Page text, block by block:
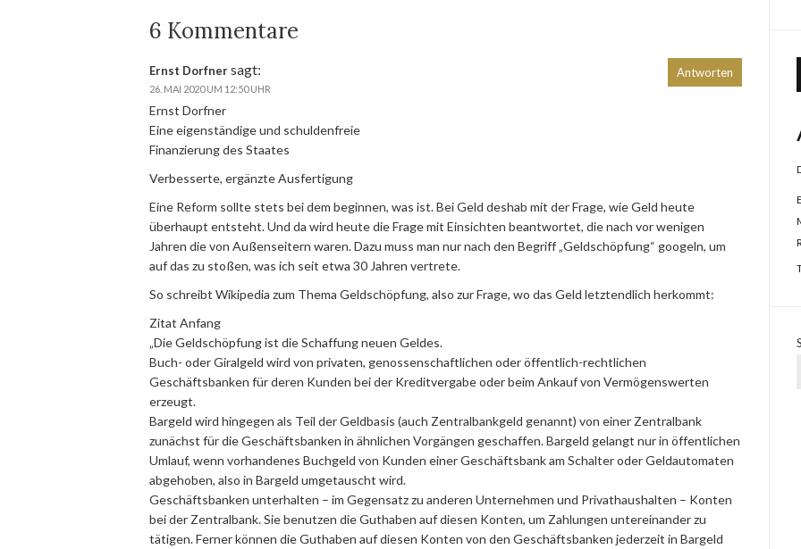
6 Kommentare
Ernst Dorfnersagt:
26. MAI 2020 UM 12:50 UHR
Ernst Dorfner
Eine eigenständige und schuldenfreie
Finanzierung des Staates
Verbesserte, ergänzte Ausfertigung
Eine Reform sollte stets bei dem beginnen, was ist. Bei Geld deshab mit der Frage, wie Geld heute
überhaupt entsteht. Und da wird heute die Frage mit Einsichten beantwortet, die nach vor wenigen
Jahren die von Außenseitern waren. Dazu muss man nur nach den Begriff „Geldschöpfung“ googeln, um
auf das zu stoßen, was ich seit etwa 30 Jahren vertrete.
So schreibt Wikipedia zum Thema Geldschöpfung, also zur Frage, wo das Geld letztendlich herkommt:
Zitat Anfang
„Die Geldschöpfung ist die Schaffung neuen Geldes.
Buch- oder Giralgeld wird von privaten, genossenschaftlichen oder öffentlich-rechtlichen
Geschäftsbanken für deren Kunden bei der Kreditvergabe oder beim Ankauf von Vermögenswerten
erzeugt.
Bargeld wird hingegen als Teil der Geldbasis (auch Zentralbankgeld genannt) von einer Zentralbank
zunächst für die Geschäftsbanken in ähnlichen Vorgängen geschaffen. Bargeld gelangt nur in öffentlichen
Umlauf, wenn vorhandenes Buchgeld von Kunden einer Geschäftsbank am Schalter oder Geldautomaten
abgehoben, also in Bargeld umgetauscht wird.
Geschäftsbanken unterhalten – im Gegensatz zu anderen Unternehmen und Privathaushalten – Konten
bei der Zentralbank. Sie benutzen die Guthaben auf diesen Konten, um Zahlungen untereinander zu
tätigen. Ferner können die Guthaben auf diesen Konten von den Geschäftsbanken jederzeit in Bargeld
Antworten